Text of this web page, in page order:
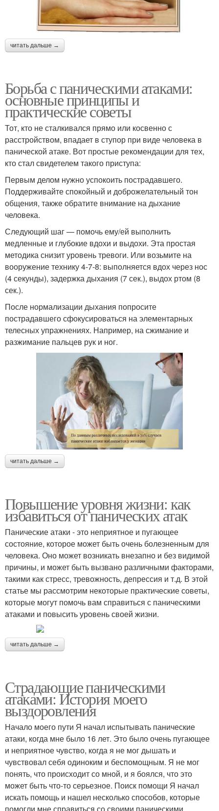
читать дальше →
Борьба с паническими атаками:
основные принципы и
практические советы
Тот, кто не сталкивался прямо или косвенно с
расстройством, впадает в ступор при виде человека в
панической атаке. Вот простые рекомендации для тех,
кто стал свидетелем такого приступа:
Первым делом нужно успокоить пострадавшего.
Поддерживайте спокойный и доброжелательный тон
общения, также обратите внимание на дыхание
человека.
Следующий шаг — помочь ему/ей выполнить
медленные и глубокие вдохи и выдохи. Эта простая
методика снизит уровень тревоги. Или возьмите на
вооружение технику 4-7-8: выполняется вдох через нос
(4 секунды), задержка дыхания (7 сек.), выдох ртом (8
сек.).
После нормализации дыхания попросите
пострадавшего сфокусироваться на элементарных
телесных упражнениях. Например, на сжимание и
разжимание пальцев рук и ног.
читать дальше →
Повышение уровня жизни: как
избавиться от панических атак
Панические атаки - это неприятное и пугающее
состояние, которое может быть очень болезненным для
человека. Оно может возникать внезапно и без видимой
причины, и может быть вызвано различными факторами,
такими как стресс, тревожность, депрессия и т.д. В этой
статье мы рассмотрим некоторые практические советы,
которые могут помочь вам справиться с паническими
атаками и повысить уровень своей жизни.
читать дальше →
Страдающие паническими
атаками: История моего
выздоровления
Начало моего пути Я начал испытывать панические
атаки, когда мне было 16 лет. Это было очень пугающее
и неприятное чувство, когда я не мог дышать и
чувствовал себя одиноким и беспомощным. Я не мог
понять, что происходит со мной, и я боялся, что это
может быть что-то серьезное. Поиск помощи Я начал
искать помощь и нашел несколько способов, которые
помогли мне справиться со своими паническими